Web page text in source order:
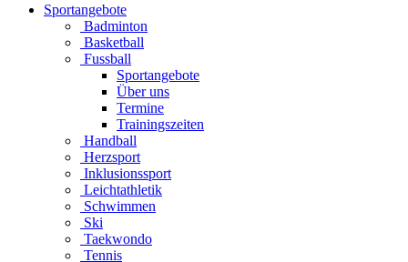
Sportangebote
Badminton
Basketball
Fussball
Sportangebote
Über uns
Termine
Trainingszeiten
Handball
Herzsport
Inklusionssport
Leichtathletik
Schwimmen
Ski
Taekwondo
Tennis